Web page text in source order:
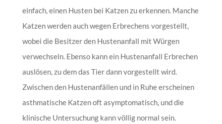
einfach, einen Husten bei Katzen zu erkennen. Manche
Katzen werden auch wegen Erbrechens vorgestellt,
wobei die Besitzer den Hustenanfall mit Würgen
verwechseln. Ebenso kann ein Hustenanfall Erbrechen
auslösen, zu dem das Tier dann vorgestellt wird.
Zwischen den Hustenanfällen und in Ruhe erscheinen
asthmatische Katzen oft asymptomatisch, und die
klinische Untersuchung kann völlig normal sein.